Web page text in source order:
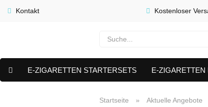
Kontakt Kostenloser
E-ZIGARETTEN STARTERSETS E-ZIGARETTEN
Startseite » Aktuelle Angebote